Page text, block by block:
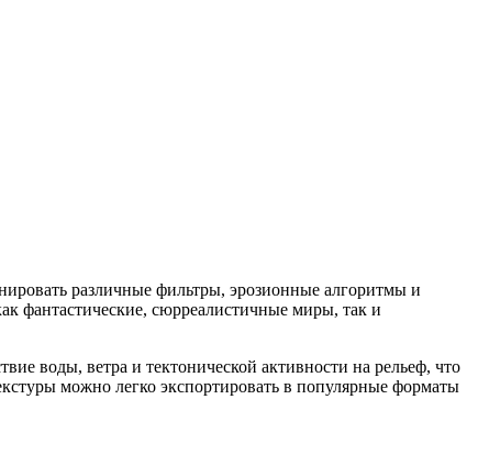
различные фильтры, эрозионные алгоритмы и
фантастические, сюрреалистичные миры, так и
воды, ветра и тектонической активности на рельеф, что
можно легко экспортировать в популярные форматы